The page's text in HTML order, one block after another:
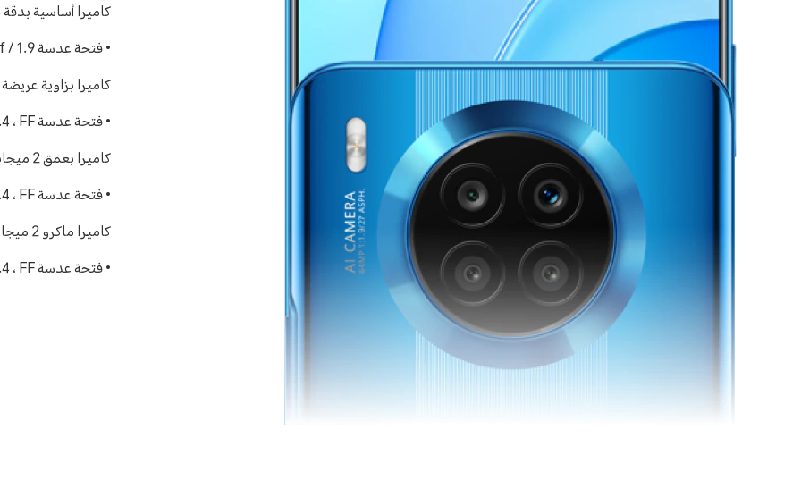
كاميرا أساسية بدقة 64 ميجابكسل
• فتحة عدسة f / 1.9 ، تركيز بؤري تلقائي
كاميرا بزاوية عريضة 8 ميجابكسل
• فتحة عدسة f / 2.4 ، FF
كاميرا بعمق 2 ميجابكسل
• فتحة عدسة f / 2.4 ، FF
كاميرا ماكرو 2 ميجا بيكسل (4 سم)
• فتحة عدسة f / 2.4 ، FF